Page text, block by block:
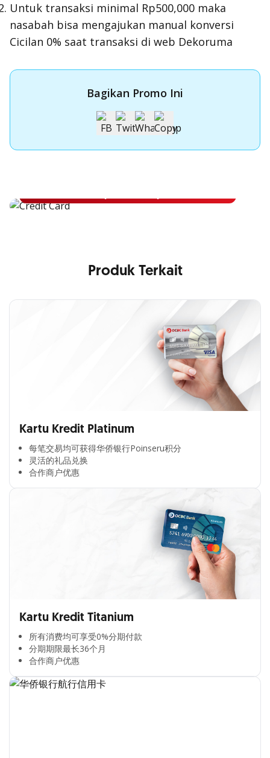
Untuk transaksi minimal Rp500,000 maka
nasabah bisa mengajukan manual konversi
Cicilan 0% saat transaksi di web Dekoruma
Bagikan Promo Ini
Apply Kartu Kredit OCBC NISP
Produk Terkait
Kartu Kredit Platinum
每笔交易均可获得华侨银行Poinseru积分​
灵活的礼品兑换​
合作商户优惠​
Kartu Kredit Titanium
所有消费均可享受0%分期付款​
分期期限最长36个月​
合作商户优惠​